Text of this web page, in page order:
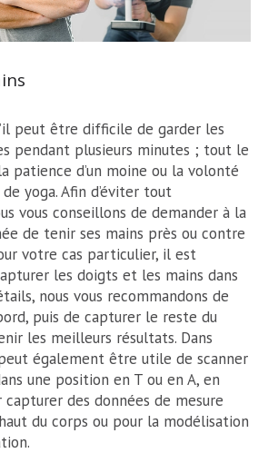
peut être difficile de garder les
pendant plusieurs minutes ; tout le
patience d’un moine ou la volonté
yoga. Afin d’éviter tout
vous conseillons de demander à la
de tenir ses mains près ou contre
votre cas particulier, il est
les doigts et les mains dans
nous vous recommandons de
puis de capturer le reste du
les meilleurs résultats. Dans
également être utile de scanner
une position en T ou en A, en
des données de mesure
du corps ou pour la modélisation